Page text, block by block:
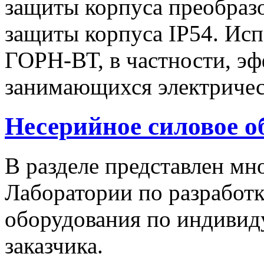
защиты корпуса
защиты корпуса IP54.
ГОРН-ВТ, в частности,
занимающихся
Несерийное силовое
В разделе представлен
Лаборатории по
оборудования по
заказчика.